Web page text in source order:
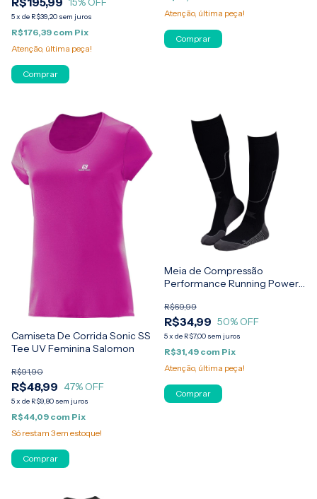
5x de R$39,20 sem juros
R$176,39 com Pix
Atenção, última peça!
Comprar
Atenção, última peça!
Comprar
Camiseta De Corrida Sonic SS
Tee UV Feminina Salomon
R$48,99
R$91,90
47% OFF
5x de R$9,80 sem juros
R$44,09 com Pix
Só restam 3em estoque!
Comprar
Meia de Compressão
Performance Running Power
R$34,99
R$69,99
50% OFF
5x de R$7,00 sem juros
R$31,49 com Pix
Atenção, última peça!
Comprar